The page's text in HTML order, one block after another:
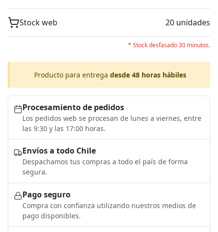
Stock web 20 unidades
* Stock desfasado 30 minutos.
Producto para entrega desde 48 horas hábiles
Procesamiento de pedidos
Los pedidos web se procesan de lunes a viernes, entre
las 9:30 y las 17:00 horas.
Envíos a todo Chile
Despachamos tus compras a todo el país de forma
segura.
Pago seguro
Compra con confianza utilizando nuestros medios de
pago disponibles.